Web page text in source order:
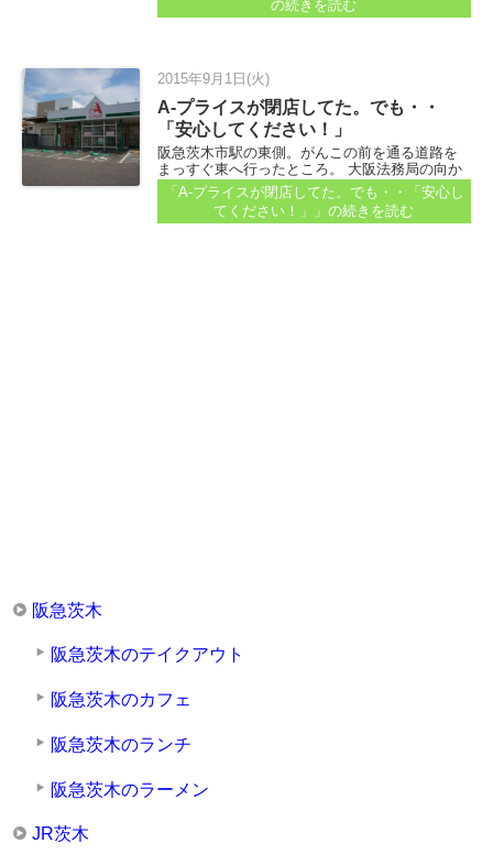
の続きを読む
2015年9月1日(火)
A-プライスが閉店してた。でも・・
「安心してください！」
阪急茨木市駅の東側。がんこの前を通る道路を
まっすぐ東へ行ったところ。 大阪法務局の向か
いにある、 A-プライス茨木店が閉店していまし
た。 あららら、いつの間に・・・です...
「A-プライスが閉店してた。でも・・「安心し
てください！」」の続きを読む
阪急茨木
阪急茨木のテイクアウト
阪急茨木のカフェ
阪急茨木のランチ
阪急茨木のラーメン
JR茨木